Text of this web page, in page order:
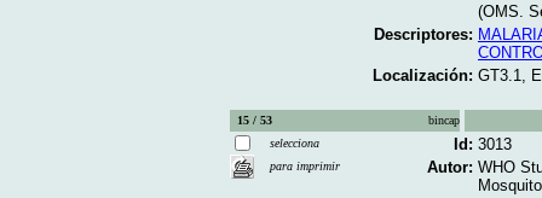
(OMS.
Descriptores:
Localización: GT3.1,
15 / 53
bincap
selecciona
para imprimir
Id: 3013
Autor: WHO